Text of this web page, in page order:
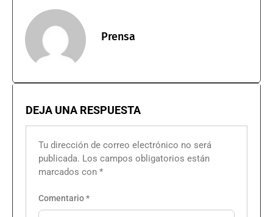
Prensa
DEJA UNA RESPUESTA
Tu dirección de correo electrónico no será
publicada. Los campos obligatorios están
marcados con *
Comentario*